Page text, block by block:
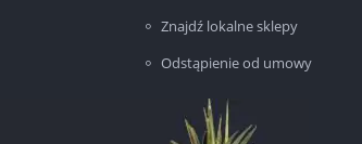
Znajdź lokalne sklepy
Odstąpienie od umowy